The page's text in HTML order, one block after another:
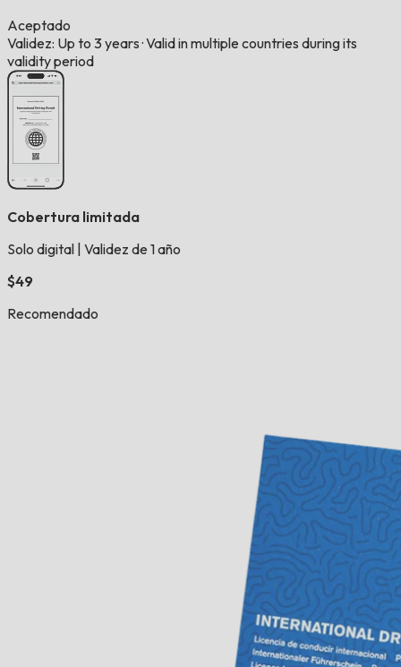
Aceptado
Validez: Up to 3 years ·Valid in multiple countries during its
validity period
Cobertura limitada
Solo digital Validez de 1 año
$49
Recomendado